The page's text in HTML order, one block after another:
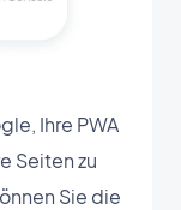
Ihre PWA
Seiten zu
Sie die